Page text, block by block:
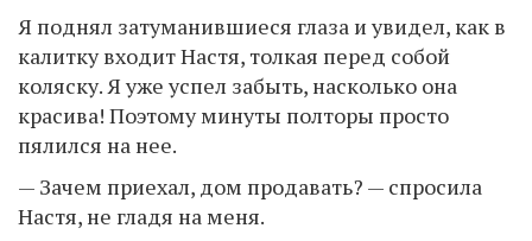
Я поднял затуманившиеся глаза и увидел, как в
калитку входит Настя, толкая перед собой
коляску. Я уже успел забыть, насколько она
красива! Поэтому минуты полторы просто
пялился на нее.
— Зачем приехал, дом продавать? — спросила
Настя, не гладя на меня.